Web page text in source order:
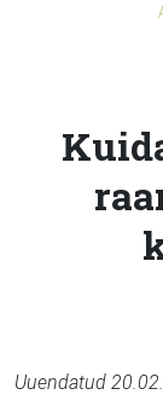
Uuendatud